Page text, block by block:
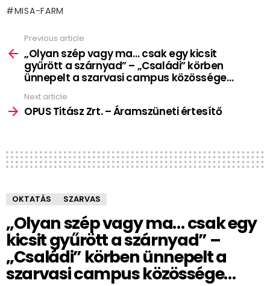
MISA-FARM
more
Previous article
„Olyan szép vagy ma… csak egy kicsit
gyűrött a szárnyad” – „Családi” körben
ünnepelt a szarvasi campus közössége…
Next article
OPUS Titász Zrt. – Áramszüneti értesítő
OKTATÁS SZARVAS
„Olyan szép vagy ma… csak egy
kicsit gyűrött a szárnyad” –
„Családi” körben ünnepelt a
szarvasi campus közössége…